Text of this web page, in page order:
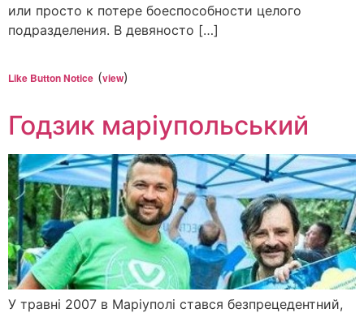
или просто к потере боеспособности целого
подразделения. В девяносто […]
Like Button Notice (view)
Годзик маріупольський
У травні 2007 в Маріуполі стався безпрецедентний,